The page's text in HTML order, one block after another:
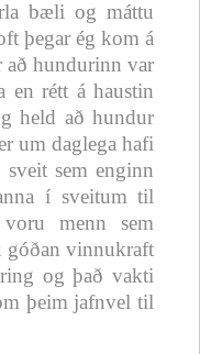
bæli og máttu
þegar ég kom á
að hundurinn var
en rétt á haustin
held að hundur
um daglega hafi
sem enginn
í sveitum til
menn sem
góðan vinnukraft
og það vakti
þeim jafnvel til